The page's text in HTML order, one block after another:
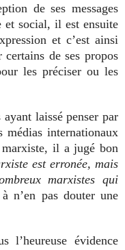
de ses messages
et social, il est ensuite
et c’est ainsi
de ses propos
les préciser ou les
laissé penser par
médias internationaux
marxiste, il a jugé bon
est erronée, mais
marxistes qui
n’en pas douter une
l’heureuse évidence